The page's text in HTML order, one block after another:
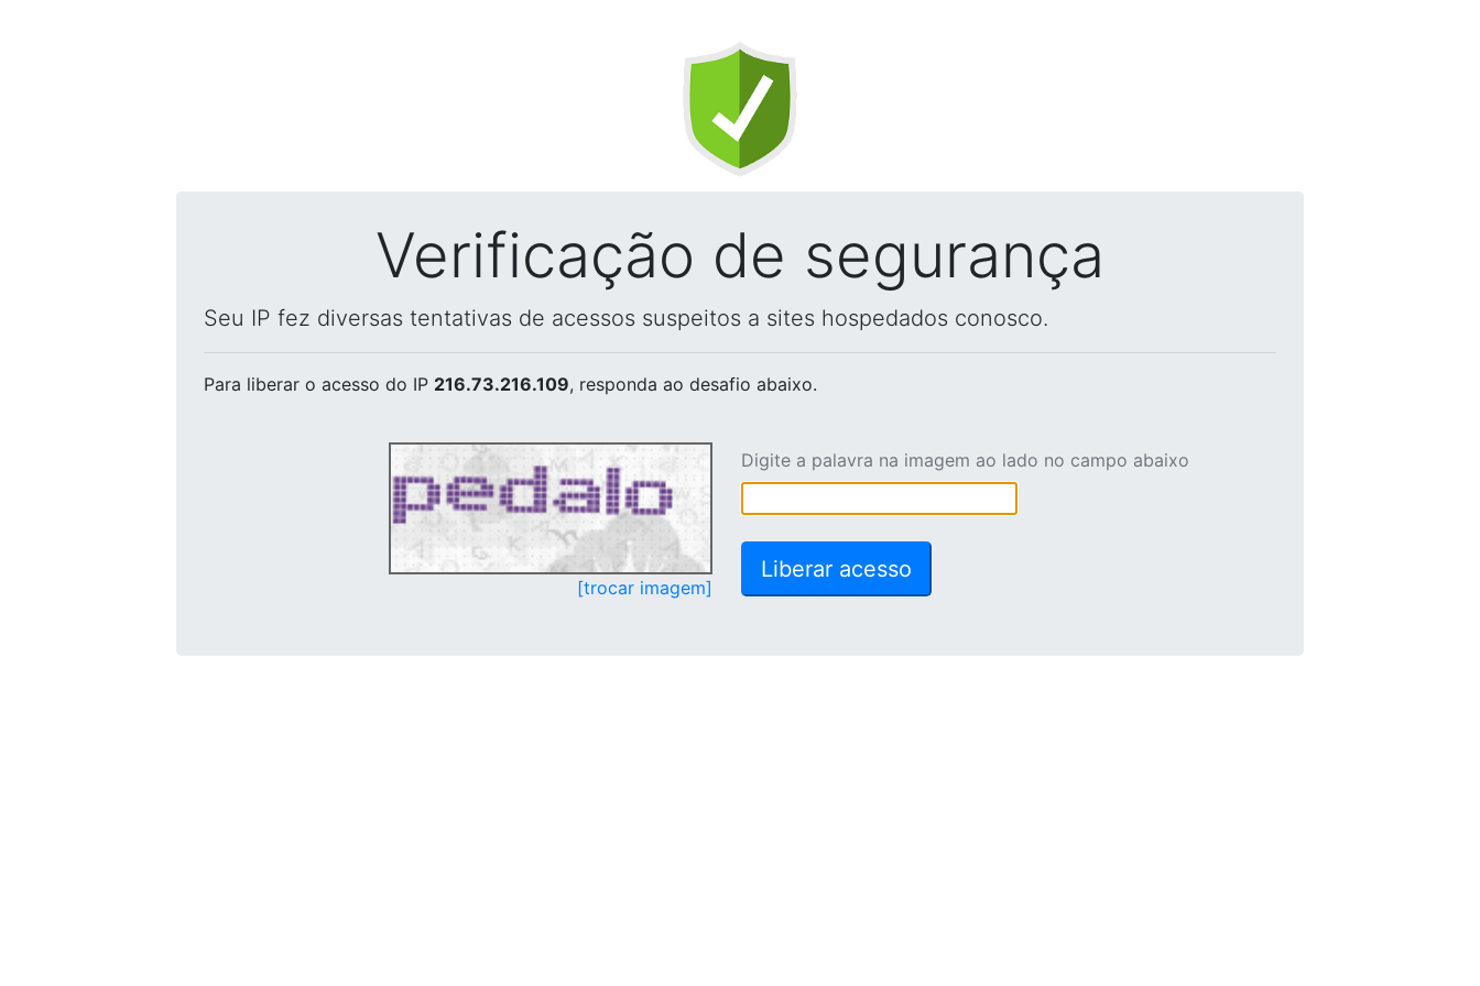
Verificação de segurança
Seu IP fez diversas tentativas de acessos suspeitos a sites hospedados conosco.
Para liberar o acesso do IP 216.73.216.109, responda ao desafio abaixo.
[trocar imagem]
Digite a palavra na imagem ao lado no campo abaixo